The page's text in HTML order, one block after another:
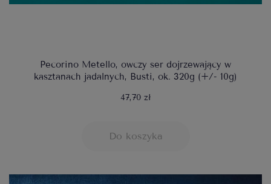
Pecorino Metello, owczy ser dojrzewający w
kasztanach jadalnych, Busti, ok. 320g (+/- 10g)
47,70 zł
Do koszyka